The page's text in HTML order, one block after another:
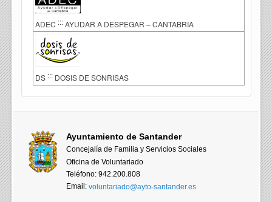
ADEC ::: AYUDAR A DESPEGAR – CANTABRIA
DS ::: DOSIS DE SONRISAS
Ayuntamiento de Santander
Concejalía de Familia y Servicios Sociales
Oficina de Voluntariado
Teléfono: 942.200.808
Email:voluntariado@ayto-santander.es